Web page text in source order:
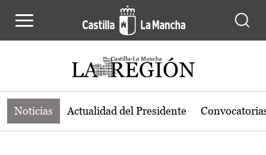
Noticias de la región de Castilla-La
Noticias Actualidad del Presidente